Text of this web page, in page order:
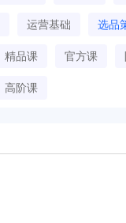
运营基础 选品
精品课 官方课
高阶课